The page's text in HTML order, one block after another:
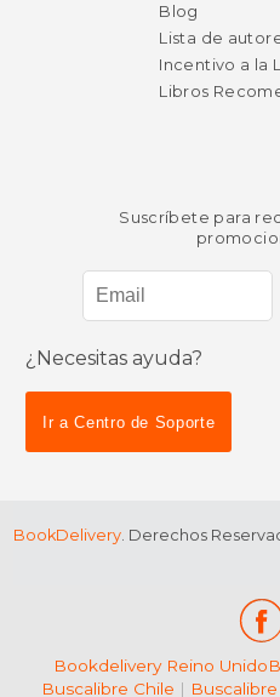
Blog
Lista de
Incentivo a la
Libros
Suscríbete para
¿Necesitas ayuda?
Ir a Centro de Soporte
BookDelivery. Derechos
Bookdelivery Reino Unido
Buscalibre Chile |